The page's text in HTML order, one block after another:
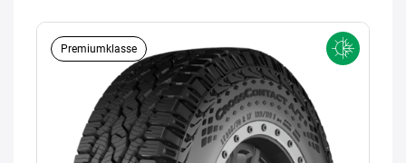
Premiumklasse